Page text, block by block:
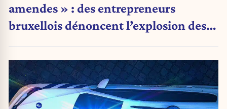
amendes » : des entrepreneurs
bruxellois dénoncent l’explosion des